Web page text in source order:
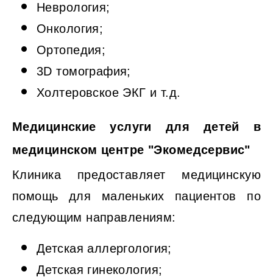
Неврология;
Онкология;
Ортопедия;
3D томография;
Холтеровское ЭКГ и т.д.
Медицинские услуги для детей в
медицинском центре "Экомедсервис"
Клиника предоставляет медицинскую
помощь для маленьких пациентов по
следующим направлениям:
Детская аллергология;
Детская гинекология;